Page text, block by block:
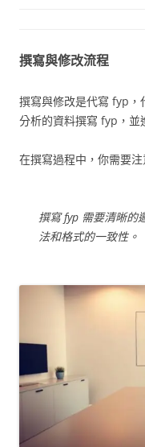
撰寫與修改流程
撰寫與修改是代寫 fyp，
分析的資料撰寫 fyp，並
在撰寫過程中，你需要注
撰寫 fyp 需要清晰的
法和格式的一致性。